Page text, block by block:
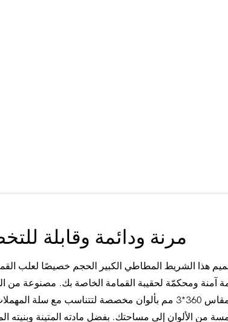
مرنة ودائمة وقابلة
هذا الشريط المطاطي الكبير الحجم خصيصًا لعلب
آمنة ومحكمّة لحقيبة القمامة الخاصة بك. مصنوعة من
الأربطة مقاس 360*3 مم بألوان مخصصة لتتناسب مع سلة
من الألوان إلى مساحتك. بفضل مادته المتينة وبنيته